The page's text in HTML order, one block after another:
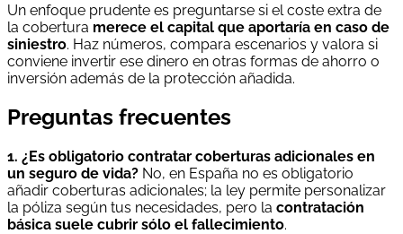
Un enfoque prudente es preguntarse si el coste extra de
la cobertura merece el capital que aportaría en caso de
siniestro. Haz números, compara escenarios y valora si
conviene invertir ese dinero en otras formas de ahorro o
inversión además de la protección añadida.
Preguntas frecuentes
1. ¿Es obligatorio contratar coberturas adicionales en
un seguro de vida? No, en España no es obligatorio
añadir coberturas adicionales; la ley permite personalizar
la póliza según tus necesidades, pero la contratación
básica suele cubrir sólo el fallecimiento.